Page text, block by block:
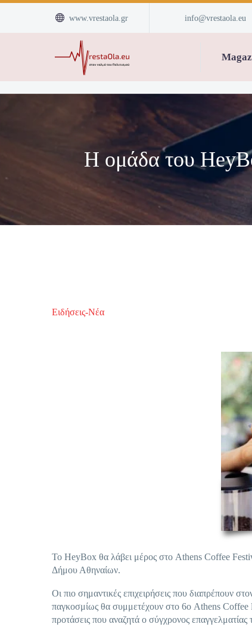

 www.vrestaola.gr info@vrestaola.eu
Η ομάδα του
Ειδήσεις-Νέα
To HeyBox θα λάβει μέρος στο Athens Coffee
Δήμου Αθηναίων.
Οι πιο σημαντικές επιχειρήσεις που διαπρέπουν
παγκοσμίως θα συμμετέχουν στο 6ο Athens Coffee
προτάσεις που αναζητά ο σύγχρονος